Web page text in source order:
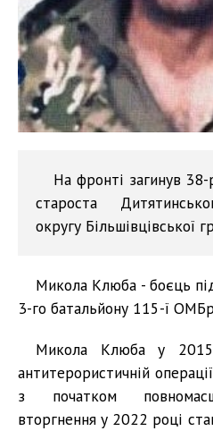
На фронті загинув
староста
округу Більшівцівської
Микола Клюба - боєць
3-го батальйону 115-ї
Микола Клюба у
антитерористичній
з початком
вторгнення у 2022 році